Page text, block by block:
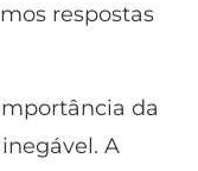
respostas
da
A